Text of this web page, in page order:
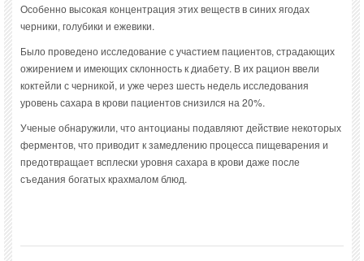
Особенно высокая концентрация этих веществ в синих ягодах
черники, голубики и ежевики.
Было проведено исследование с участием пациентов, страдающих
ожирением и имеющих склонность к диабету. В их рацион ввели
коктейли с черникой, и уже через шесть недель исследования
уровень сахара в крови пациентов снизился на 20%.
Ученые обнаружили, что антоцианы подавляют действие некоторых
ферментов, что приводит к замедлению процесса пищеварения и
предотвращает всплески уровня сахара в крови даже после
съедания богатых крахмалом блюд.